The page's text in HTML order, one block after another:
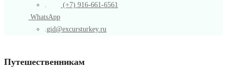
(+7) 916-661-6561
WhatsApp
gid@excursturkey.ru
Путешественникам